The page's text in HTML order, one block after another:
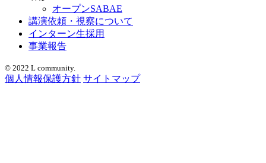
オープンSABAE
講演依頼・視察について
インターン生採用
事業報告
© 2022 L community.
個人情報保護方針 サイトマップ